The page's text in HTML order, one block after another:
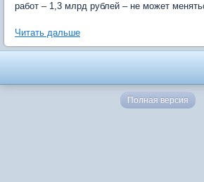
работ – 1,3 млрд рублей – не может
Читать дальше
Полная версия